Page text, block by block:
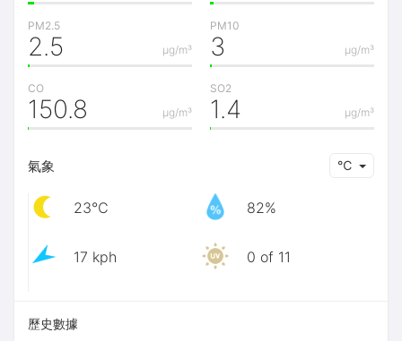
PM2.5
μg/m³
2.5
PM10
μg/m³
3
CO
μg/m³
150.8
SO2
μg/m³
1.4
氣象 ℃
23℃ 82%
17 kph 0 of 11
歷史數據